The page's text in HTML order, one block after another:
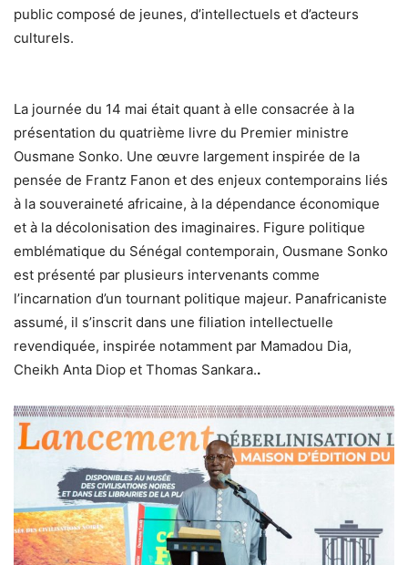
public composé de jeunes, d’intellectuels et d’acteurs
culturels.
La journée du 14 mai était quant à elle consacrée à la
présentation du quatrième livre du Premier ministre
Ousmane Sonko. Une œuvre largement inspirée de la
pensée de Frantz Fanon et des enjeux contemporains liés
à la souveraineté africaine, à la dépendance économique
et à la décolonisation des imaginaires. Figure politique
emblématique du Sénégal contemporain, Ousmane Sonko
est présenté par plusieurs intervenants comme
l’incarnation d’un tournant politique majeur. Panafricaniste
assumé, il s’inscrit dans une filiation intellectuelle
revendiquée, inspirée notamment par Mamadou Dia,
Cheikh Anta Diop et Thomas Sankara..